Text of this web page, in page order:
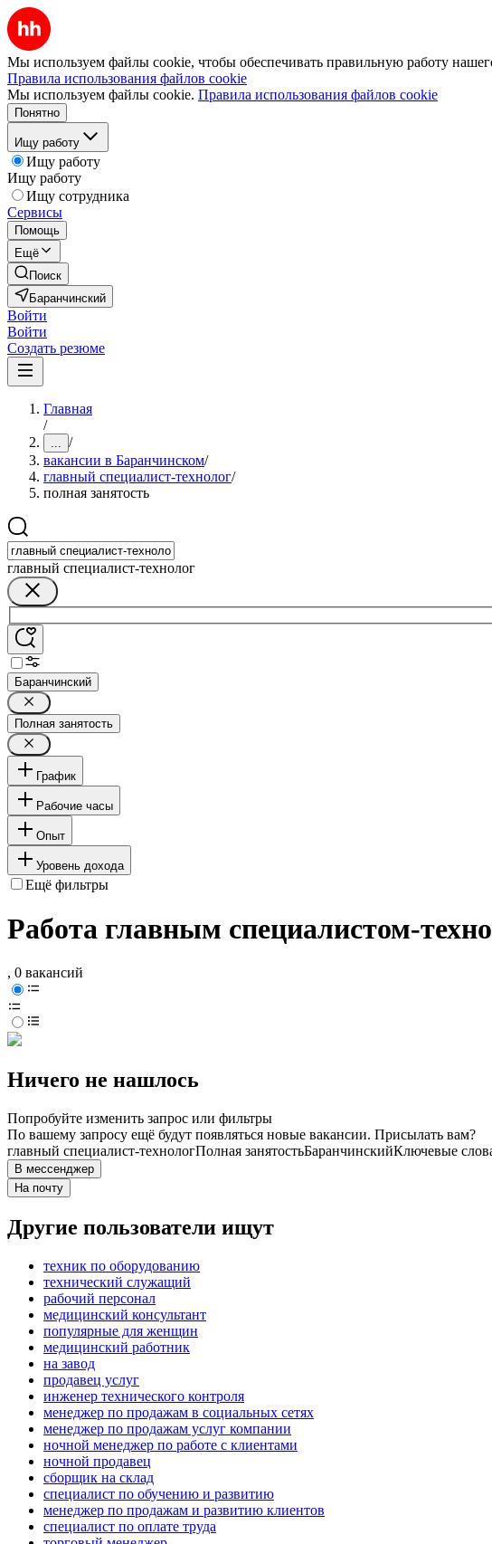
Мы используем файлы cookie, чтобы обеспечивать правильную работу
Правила использования файлов cookie
Мы используем файлы cookie. Правила использования файлов cookie
Понятно
Ищу работу
Ищу работу
Ищу работу
Ищу сотрудника
Сервисы
Помощь
Ещё
Поиск
Баранчинский
Войти
Войти
Создать резюме
Главная
/
... /
вакансии в Баранчинском/
главный специалист-технолог/
полная занятость
главный специалист-технолог
Баранчинский
Полная занятость
График
Рабочие часы
Опыт
Уровень дохода
Ещё фильтры
Работа главным специалистом-
, 0 вакансий
Ничего не нашлось
Попробуйте изменить запрос или фильтры
По вашему запросу ещё будут появляться новые вакансии. Присылать вам?
главный специалист-технологПолная занятостьБаранчинскийКлючевые
В мессенджер
На почту
Другие пользователи ищут
техник по оборудованию
технический служащий
рабочий персонал
медицинский консультант
популярные для женщин
медицинский работник
на завод
продавец услуг
инженер технического контроля
менеджер по продажам в социальных сетях
менеджер по продажам услуг компании
ночной менеджер по работе с клиентами
ночной продавец
сборщик на склад
специалист по обучению и развитию
менеджер по продажам и развитию клиентов
специалист по оплате труда